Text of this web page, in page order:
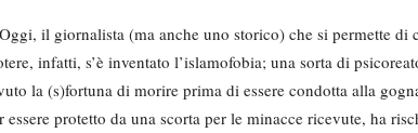
il giornalista (ma anche uno storico) che si permette di
infatti, s’è inventato l’islamofobia; una sorta di
la (s)fortuna di morire prima di essere condotta alla
protetto da una scorta per le minacce ricevute, ha